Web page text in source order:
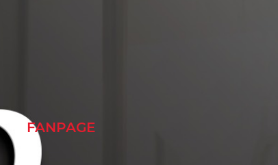
FANPAGE